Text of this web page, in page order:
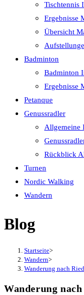
Tischtennis
Ergebnisse
Übersicht
Badminton
Badminton
Ergebnisse
Petanque
Genussradler
Allgemeine
Rückblick
Turnen
Nordic Walking
Wandern
Blog
Startseite>
Wandern>
Wanderung nach
Wanderung